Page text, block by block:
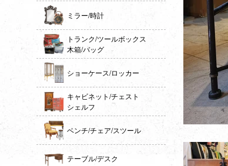
ミラー/時計
トランク/ツールボックス
木箱/バッグ
ショーケース/ロッカー
キャビネット/チェスト
シェルフ
ベンチ/チェア/スツール
テーブル/デスク